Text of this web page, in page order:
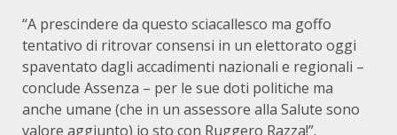
“A prescindere da questo sciacallesco ma goffo
tentativo di ritrovar consensi in un elettorato oggi
spaventato dagli accadimenti nazionali e regionali –
conclude Assenza – per le sue doti politiche ma
anche umane (che in un assessore alla Salute sono
valore aggiunto) io sto con Ruggero Razza!”.